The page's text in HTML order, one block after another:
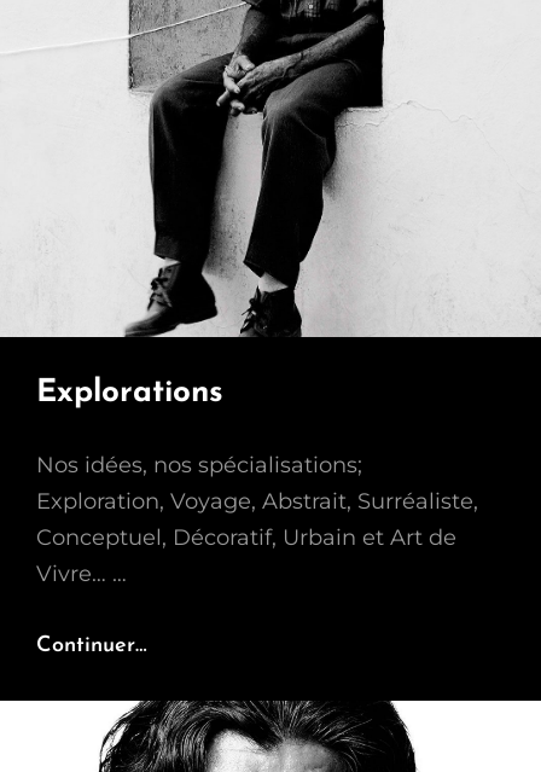
Explorations
Nos idées, nos spécialisations;
Exploration, Voyage, Abstrait, Surréaliste,
Conceptuel, Décoratif, Urbain et Art de
Vivre… …
Continuer…